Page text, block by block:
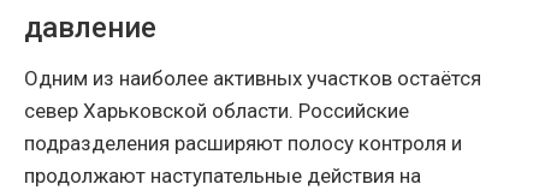
давление
Одним из наиболее активных участков остаётся
север Харьковской области. Российские
подразделения расширяют полосу контроля и
продолжают наступательные действия на